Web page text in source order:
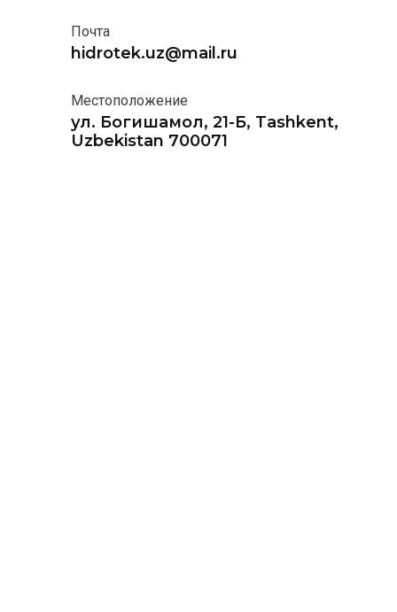
Почта
hidrotek.uz@mail.ru
Местоположение
ул. Богишамол, 21-Б, Tashkent,
Uzbekistan 700071